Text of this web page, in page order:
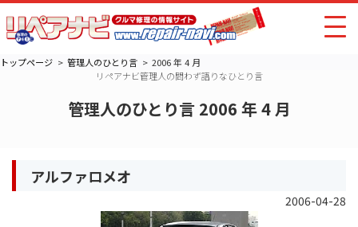
トップページ 管理人のひとり言
2006 年 4 月
リペアナビ管理人の問わず語りなひとり言
管理人のひとり言 2006 年 4 月
アルファロメオ
2006-04-28